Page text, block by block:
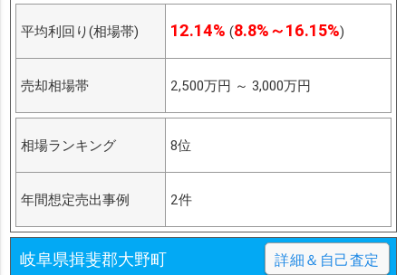
平均利回り(相場帯) 12.14% (8.8%～16.15%)
売却相場帯 2,500万円 ～ 3,000万円
相場ランキング 8位
年間想定売出事例 2件
岐阜県揖斐郡大野町 詳細＆自己査定